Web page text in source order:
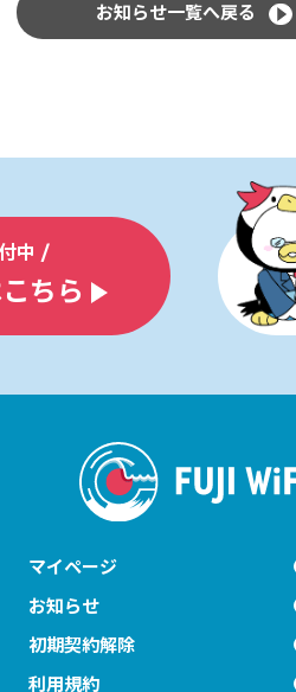
お知らせ一覧へ戻る
中 /
ちら
マイページ
お知らせ
初期契約解除
利用規約